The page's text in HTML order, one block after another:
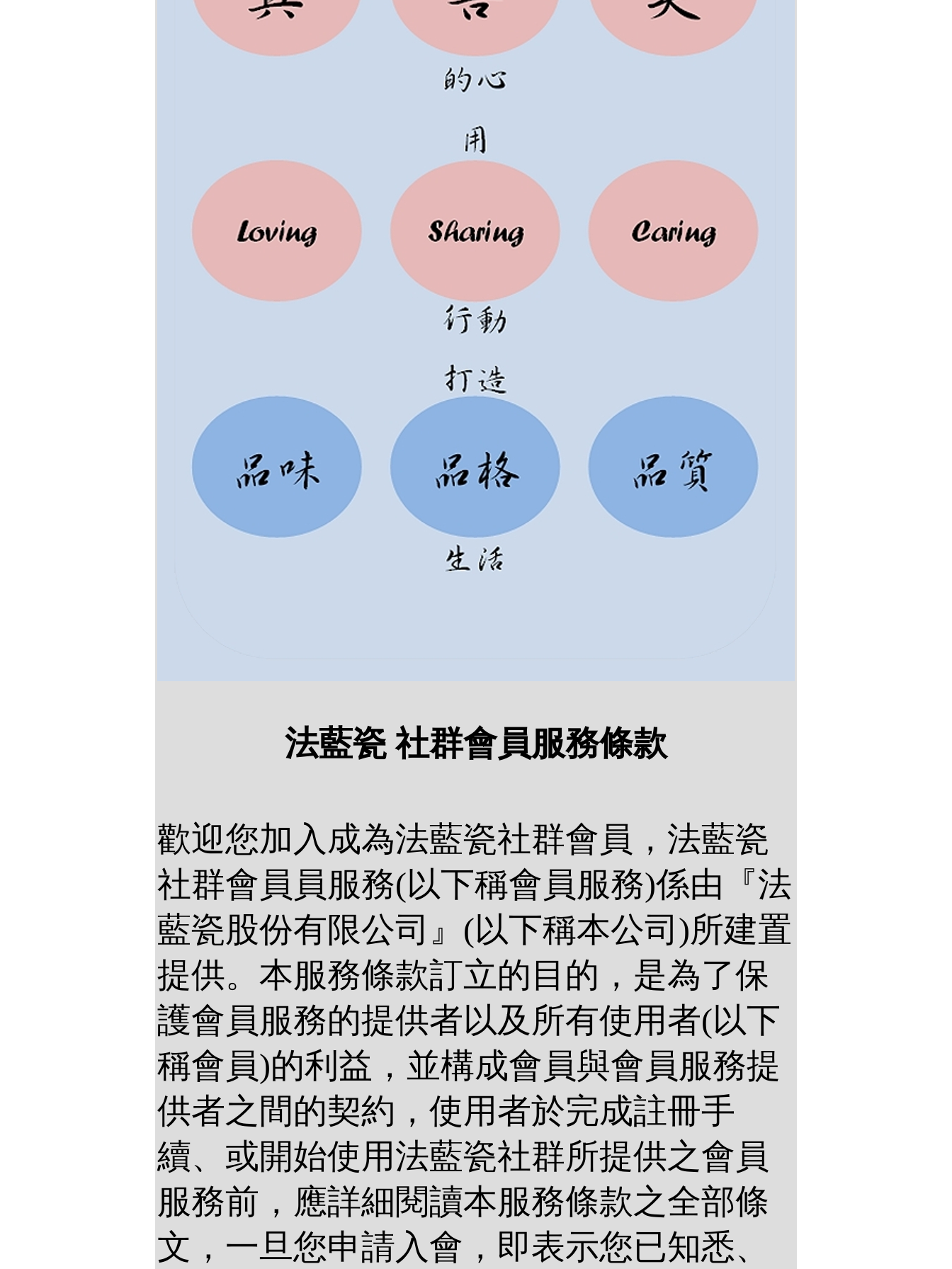
法藍瓷 社群會員服務條款
歡迎您加入成為法藍瓷社群會員，法藍瓷
社群會員員服務(以下稱會員服務)係由『法
藍瓷股份有限公司』(以下稱本公司)所建置
提供。本服務條款訂立的目的，是為了保
護會員服務的提供者以及所有使用者(以下
稱會員)的利益，並構成會員與會員服務提
供者之間的契約，使用者於完成註冊手
續、或開始使用法藍瓷社群所提供之會員
服務前，應詳細閱讀本服務條款之全部條
文，一旦您申請入會，即表示您已知悉、